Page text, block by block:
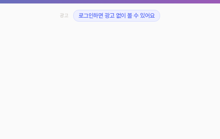
광고 로그인하면 광고 없이 볼 수 있어요